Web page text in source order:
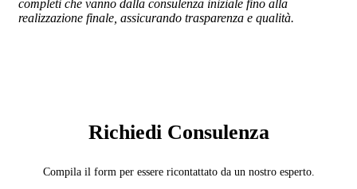
completi che vanno dalla consulenza iniziale fino alla
realizzazione finale, assicurando trasparenza e qualità.
Richiedi Consulenza
Compila il form per essere ricontattato da un nostro esperto.